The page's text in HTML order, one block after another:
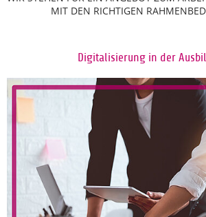
MIT DEN RICHTIGEN
Digitalisierung in der